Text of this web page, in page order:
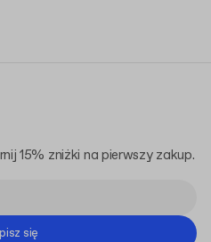
15% zniżki na pierwszy zakup.
się